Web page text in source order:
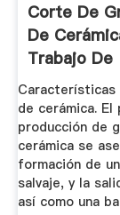
Corte De
De
Trabajo De
Tecnología
de cerámica. El
producción de
cerámica se
formación de
salvaje, y la
así como una